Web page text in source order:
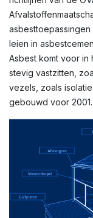
leien in
Asbest komt voor in
stevig vastzitten,
vezels, zoals
gebouwd voor 2001.